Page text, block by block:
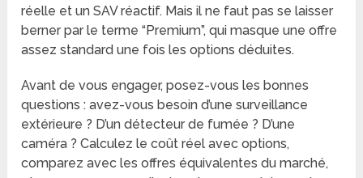
réelle et un SAV réactif. Mais il ne faut pas se laisser
berner par le terme “Premium”, qui masque une offre
assez standard une fois les options déduites.
Avant de vous engager, posez-vous les bonnes
questions : avez-vous besoin d’une surveillance
extérieure ? D’un détecteur de fumée ? D’une
caméra ? Calculez le coût réel avec options,
comparez avec les offres équivalentes du marché,